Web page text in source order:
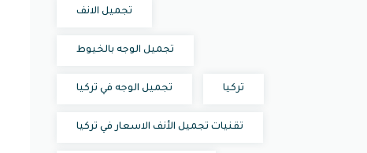
تجميل الانف
تجميل الوجه بالخيوط
تجميل الوجه في تركيا تركيا
تقنيات تجميل الأنف الاسعار في تركيا